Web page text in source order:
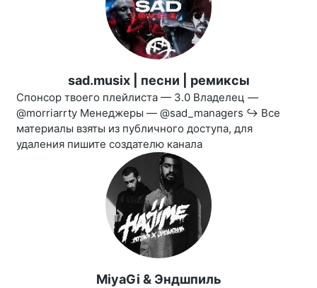
sad.musix | песни | ремиксы
Спонсор твоего плейлиста — 3.0 Владелец —
@morriarrty Менеджеры — @sad_managers ↪️ Все
материалы взяты из публичного доступа, для
удаления пишите создателю канала
MiyaGi & Эндшпиль